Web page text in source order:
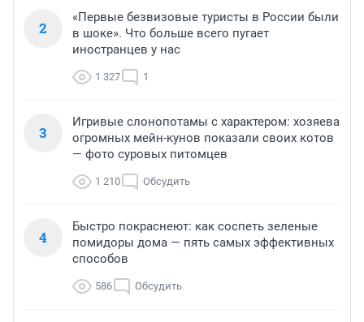
2
«Первые безвизовые туристы в России были
в шоке». Что больше всего пугает
иностранцев у нас
1 327 1
3
Игривые слонопотамы с характером: хозяева
огромных мейн-кунов показали своих котов
— фото суровых питомцев
1 210 Обсудить
4
Быстро покраснеют: как соспеть зеленые
помидоры дома — пять самых эффективных
способов
586 Обсудить